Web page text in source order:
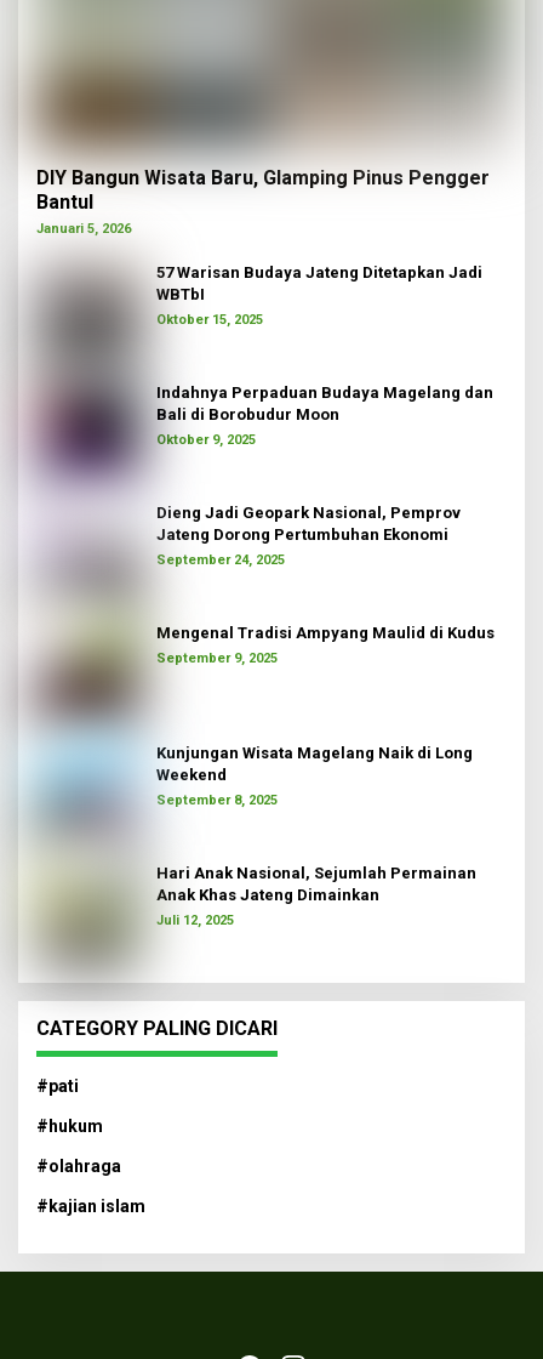
DIY Bangun Wisata Baru, Glamping Pinus Pengger
Bantul
Januari 5, 2026
57 Warisan Budaya Jateng Ditetapkan Jadi
WBTbI
Oktober 15, 2025
Indahnya Perpaduan Budaya Magelang dan
Bali di Borobudur Moon
Oktober 9, 2025
Dieng Jadi Geopark Nasional, Pemprov
Jateng Dorong Pertumbuhan Ekonomi
September 24, 2025
Mengenal Tradisi Ampyang Maulid di Kudus
September 9, 2025
Kunjungan Wisata Magelang Naik di Long
Weekend
September 8, 2025
Hari Anak Nasional, Sejumlah Permainan
Anak Khas Jateng Dimainkan
Juli 12, 2025
CATEGORY PALING DICARI
#pati
#hukum
#olahraga
#kajian islam